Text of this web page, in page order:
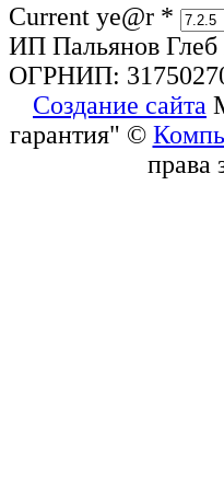
Current ye@r *
ИП Пальянов Глеб
ОГРНИП:
Создание сайта
гарантия" ©
права